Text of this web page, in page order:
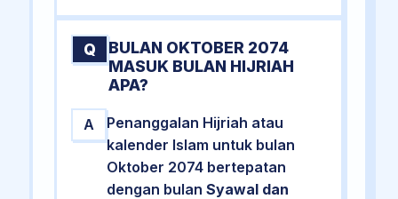
Q
BULAN OKTOBER 2074
MASUK BULAN HIJRIAH
APA?
A
Penanggalan Hijriah atau
kalender Islam untuk bulan
Oktober 2074 bertepatan
dengan bulan Syawal dan